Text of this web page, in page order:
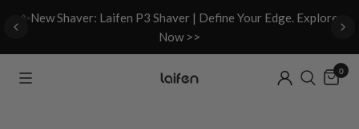
✨New Shaver: Laifen P3 Shaver | Define Your Edge. Explore
Now >>
0